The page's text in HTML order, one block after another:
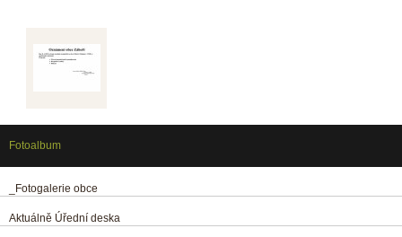
Fotoalbum
_Fotogalerie obce
Aktuálně Úřední deska